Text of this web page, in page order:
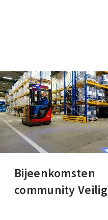
Bijeenkomsten
community
Bijeenkomsten
community